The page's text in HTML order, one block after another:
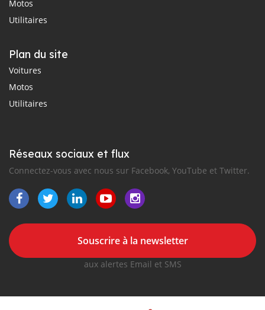
Motos
Utilitaires
Plan du site
Voitures
Motos
Utilitaires
Réseaux sociaux et flux
Connectez-vous avec nous sur Facebook, YouTube et Twitter.
Souscrire à la newsletter
aux alertes Email et SMS